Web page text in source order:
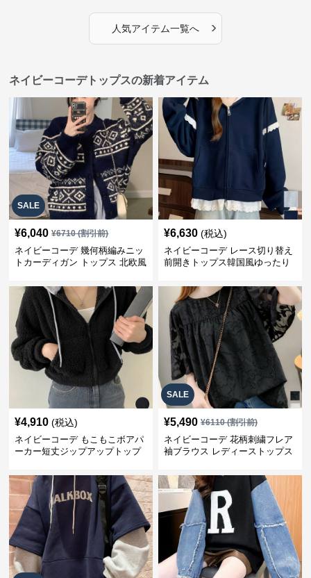
人気アイテム一覧へ ›
ネイビーコーデトップスの新着アイテム
SALE
¥6,040 ¥6710(割引前)
ネイビーコーデ 幾何柄編みニッ
トカーディガン トップス 北欧風
¥6,630 (税込)
ネイビーコーデ レース切り替え
前開きトップス韓国風ゆったり
¥4,910 (税込)
ネイビーコーデ もこもこボアパ
ーカー短丈ジップアップトップ
SALE
¥5,490 ¥6110(割引前)
ネイビーコーデ 花柄刺繍フレア
袖ブラウス レディーストップス